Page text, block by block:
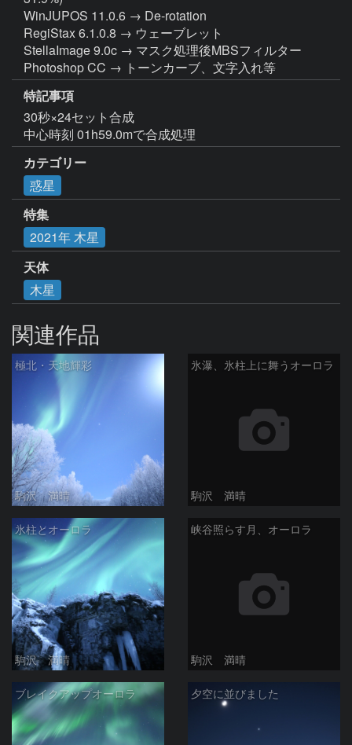
WinJUPOS 11.0.6 → De-rotation
RegiStax 6.1.0.8 → ウェーブレット
StellaImage 9.0c → マスク処理後MBSフィルター
Photoshop CC → トーンカーブ、文字入れ等
特記事項
30秒×24セット合成
中心時刻 01h59.0mで合成処理
カテゴリー
惑星
特集
2021年 木星
天体
木星
関連作品
極北・天地輝彩
駒沢 満晴
氷瀑、氷柱上に舞うオーロラ
駒沢 満晴
氷柱とオーロラ
駒沢 満晴
峡谷照らす月、オーロラ
駒沢 満晴
ブレイクアップオーロラ 夕空に並びました